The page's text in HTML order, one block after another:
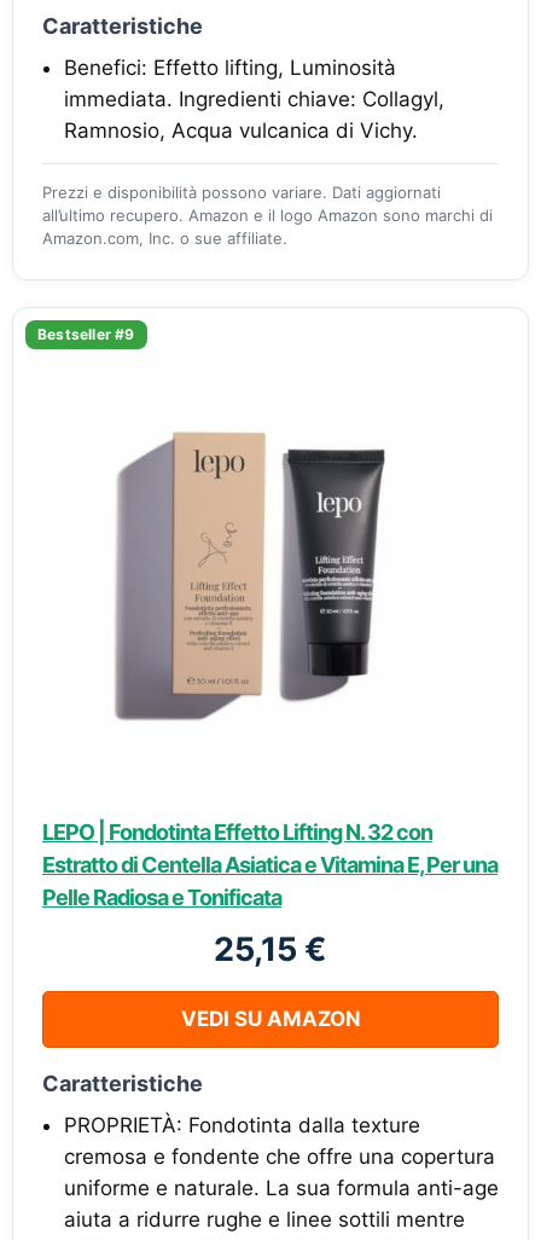
Caratteristiche
Benefici: Effetto lifting, Luminosità
immediata. Ingredienti chiave: Collagyl,
Ramnosio, Acqua vulcanica di Vichy.
Prezzi e disponibilità possono variare. Dati aggiornati
all’ultimo recupero. Amazon e il logo Amazon sono marchi di
Amazon.com, Inc. o sue affiliate.
Bestseller #9
LEPO | Fondotinta Effetto Lifting N. 32 con
Estratto di Centella Asiatica e Vitamina E, Per una
Pelle Radiosa e Tonificata
25,15 €
VEDI SU AMAZON
Caratteristiche
PROPRIETÀ: Fondotinta dalla texture
cremosa e fondente che offre una copertura
uniforme e naturale. La sua formula anti-age
aiuta a ridurre rughe e linee sottili mentre